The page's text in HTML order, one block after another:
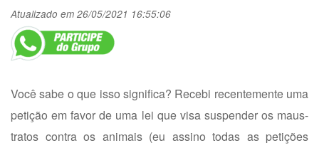
Atualizado em 26/05/2021 16:55:06
Você sabe o que isso significa? Recebi recentemente uma
petição em favor de uma lei que visa suspender os maus-
tratos contra os animais (eu assino todas as petições